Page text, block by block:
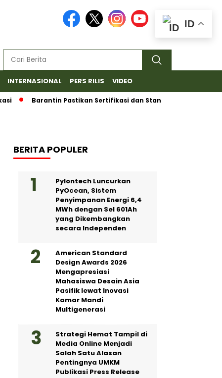
INTERNASIONAL PERS RILIS VIDEO
Barantin Pastikan Sertifikasi dan Standar Ketat untuk
BERITA POPULER
Pylontech Luncurkan
PyOcean, Sistem
Penyimpanan Energi 6,4
MWh dengan Sel 601Ah
yang Dikembangkan
secara Independen
American Standard
Design Awards 2026
Mengapresiasi
Mahasiswa Desain Asia
Pasifik lewat Inovasi
Kamar Mandi
Multigenerasi
Strategi Hemat Tampil di
Media Online Menjadi
Salah Satu Alasan
Pentingnya UMKM
Publikasi Press Release
ID